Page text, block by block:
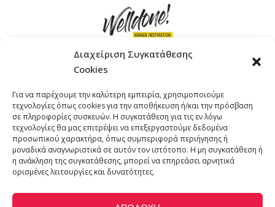
Διαχείριση Συγκατάθεσης
Cookies
Για να παρέχουμε την καλύτερη εμπειρία, χρησιμοποιούμε
τεχνολογίες όπως cookies για την αποθήκευση ή/και την πρόσβαση
σε πληροφορίες συσκευών. Η συγκατάθεση για τις εν λόγω
τεχνολογίες θα μας επιτρέψει να επεξεργαστούμε δεδομένα
προσωπικού χαρακτήρα, όπως συμπεριφορά περιήγησης ή
μοναδικά αναγνωριστικά σε αυτόν τον ιστότοπο. Η μη συγκατάθεση ή
η ανάκληση της συγκατάθεσης, μπορεί να επηρεάσει αρνητικά
ορισμένες λειτουργίες και δυνατότητες.
ΤΗΛΕΦΩΝΟ: +30 211 4021758
EMAIL:info@welldone.com.gr